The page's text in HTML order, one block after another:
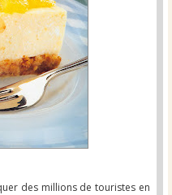
des millions de touristes en